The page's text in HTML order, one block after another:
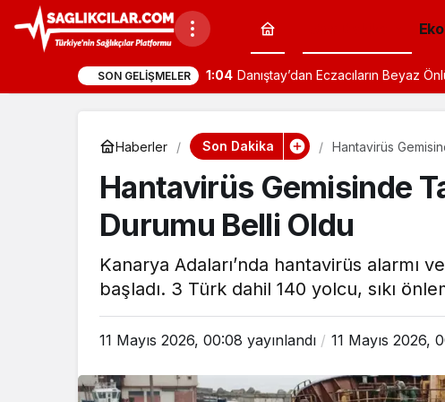
SON GELIŞMELER 0:07 Reçete Skandalı İddiası: Sanıklar
Haberler Son Dakika Hantavirüs
Hantavirüs Gemisinde
Durumu Belli Oldu
Kanarya Adaları’nda hantavirüs alarmı
başladı. 3 Türk dahil 140 yolcu, sıkı
11 Mayıs 2026, 00:08 yayınlandı 11 Mayıs 2026,
Son Dakika